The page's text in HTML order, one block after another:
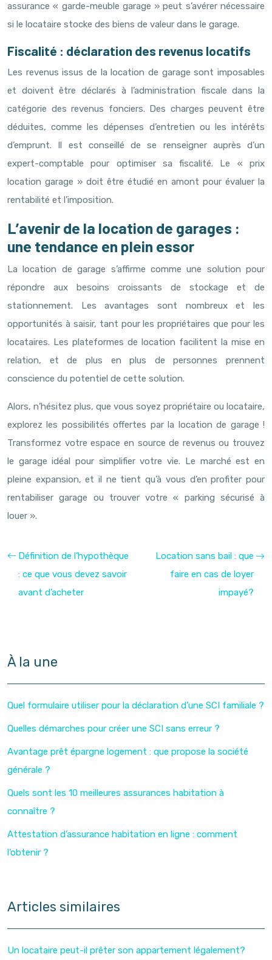
assurance « garde-meuble garage » peut s’avérer nécessaire
si le locataire stocke des biens de valeur dans le garage.
Fiscalité : déclaration des revenus locatifs
Les revenus issus de la location de garage sont imposables
et doivent être déclarés à l’administration fiscale dans la
catégorie des revenus fonciers. Des charges peuvent être
déduites, comme les dépenses d’entretien ou les intérêts
d’emprunt. Il est conseillé de se renseigner auprès d’un
expert-comptable pour optimiser sa fiscalité. Le « prix
location garage » doit être étudié en amont pour évaluer la
rentabilité et l’imposition.
L’avenir de la location de garages :
une tendance en plein essor
La location de garage s’affirme comme une solution pour
répondre aux besoins croissants de stockage et de
stationnement. Les avantages sont nombreux et les
opportunités à saisir, tant pour les propriétaires que pour les
locataires. Les plateformes de location facilitent la mise en
relation, et de plus en plus de personnes prennent
conscience du potentiel de cette solution.
Alors, n’hésitez plus, que vous soyez propriétaire ou locataire,
explorez les possibilités offertes par la location de garage !
Transformez votre espace en source de revenus ou trouvez
le garage idéal pour simplifier votre vie. Le marché est en
pleine expansion, et il ne tient qu’à vous d’en profiter pour
rentabiliser garage ou trouver votre « parking sécurisé à
louer ».
Définition de l’hypothèque
: ce que vous devez savoir
avant d’acheter
Location sans bail : que
faire en cas de loyer
impayé?
À la une
Quel formulaire utiliser pour la déclaration d’une SCI familiale ?
Quelles démarches pour créer une SCI sans erreur ?
Avantage prêt épargne logement : que propose la société
générale ?
Quels sont les 10 meilleures assurances habitation à
connaître ?
Attestation d’assurance habitation en ligne : comment
l’obtenir ?
Articles similaires
Un locataire peut-il prêter son appartement légalement?